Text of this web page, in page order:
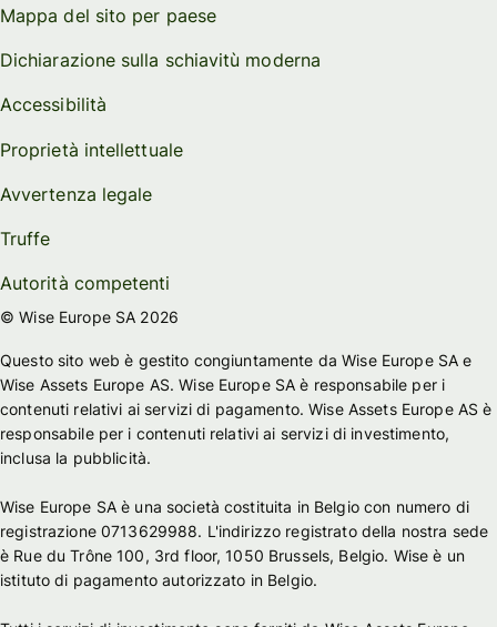
Mappa del sito per paese
Dichiarazione sulla schiavitù moderna
Accessibilità
Proprietà intellettuale
Avvertenza legale
Truffe
Autorità competenti
© Wise Europe SA 2026
Questo sito web è gestito congiuntamente da Wise Europe SA e
Wise Assets Europe AS. Wise Europe SA è responsabile per i
contenuti relativi ai servizi di pagamento. Wise Assets Europe AS è
responsabile per i contenuti relativi ai servizi di investimento,
inclusa la pubblicità.
Wise Europe SA è una società costituita in Belgio con numero di
registrazione 0713629988. L'indirizzo registrato della nostra sede
è Rue du Trône 100, 3rd floor, 1050 Brussels, Belgio. Wise è un
istituto di pagamento autorizzato in Belgio.